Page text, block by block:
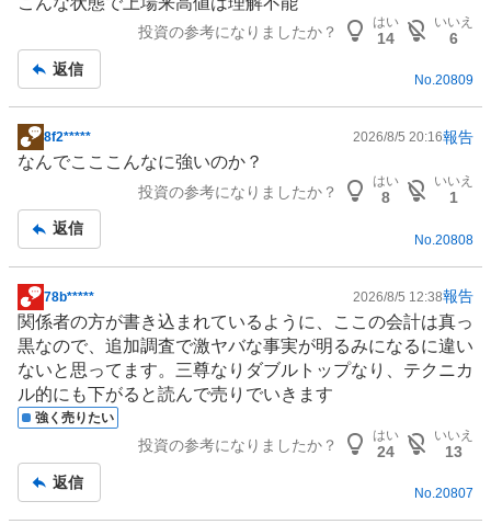
示
事
投資の参考になりましたか？
はい
14
いいえ
6
返信
No.20809
掲
示
事
8f2***** 2026/8/5 20:16報告
なんでこここんなに強いのか？
投資の参考になりましたか？
はい
8
いいえ
1
返信
No. 20808
掲
示
板
記
事
78b***** 2026/8/5 12:38報告
関係者の方が書き込まれているように、ここの会計は真っ
黒なので、追加調査で激ヤバな事実が明るみになるに違い
ないと思ってます。三尊なりダブルトップなり、テクニカ
ル的にも下がると読んで売りでいきます
強く売りたい
投資の参考になりましたか？
はい
24
いいえ
13
返信
No.20807